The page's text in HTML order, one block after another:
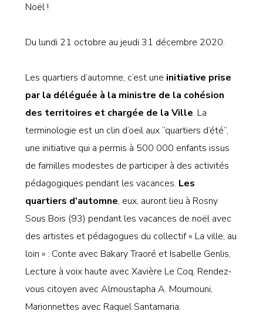
Noël !
Du lundi 21 octobre au jeudi 31 décembre 2020.
Les quartiers d’automne, c’est une initiative prise
par la déléguée à la ministre de la cohésion
des territoires et chargée de la Ville. La
terminologie est un clin d’oeil aux “quartiers d’été”,
une initiative qui a permis à 500 000 enfants issus
de familles modestes de participer à des activités
pédagogiques pendant les vacances. Les
quartiers d’automne, eux, auront lieu à Rosny
Sous Bois (93) pendant les vacances de noël avec
des artistes et pédagogues du collectif « La ville, au
loin » : Conte avec Bakary Traoré et Isabelle Genlis,
Lecture à voix haute avec Xavière Le Coq, Rendez-
vous citoyen avec Almoustapha A. Moumouni,
Marionnettes avec Raquel Santamaria.